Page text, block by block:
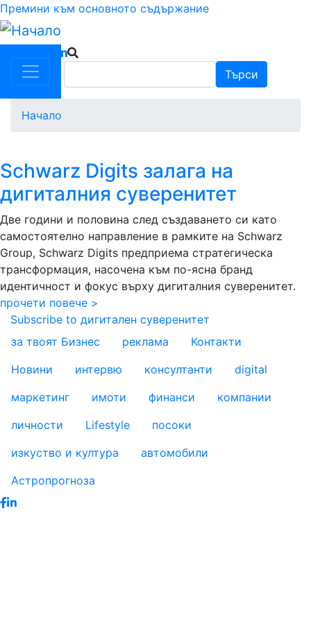
Премини към основното съдържание
Търси
Начало
Schwarz Digits залага на
дигиталния суверенитет
Две години и половина след създаването си като
самостоятелно направление в рамките на Schwarz
Group, Schwarz Digits предприема стратегическа
трансформация, насочена към по-ясна бранд
идентичност и фокус върху дигиталния суверенитет.
прочети повече >
Subscribe to дигитален суверенитет
за твоят Бизнес
реклама Контакти
footer_statii
Новини интервю консултанти
digital
маркетинг
имоти финанси
компании
личности
Lifestyle
посоки
изкуство и култура
автомобили
Астропрогноза